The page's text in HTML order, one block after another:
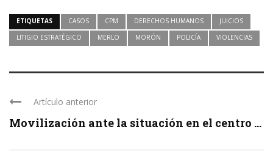
ETIQUETAS CASOS CPM DERECHOS HUMANOS
JUICIOS
LITIGIO ESTRATÉGICO
MERLO MORÓN POLICÍA VIOLENCIAS
Artículo anterior
Movilización ante la situación en el centro ...